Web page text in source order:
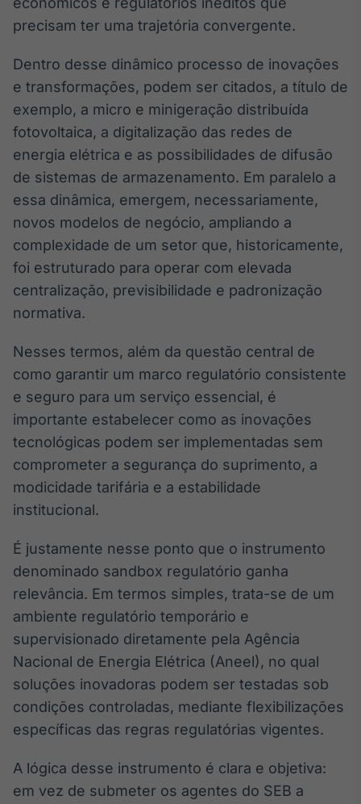
Plataforma para
conteúdos
e Conteúdos
OTC
Plataforma para
negociação de
Broadcast
Datafeed
integração de
conteúdos e
Ticker
Cotações e
headlines de
Broadcast
Widgets
Broadcast
Wallboard
Conteúdos e
dados para
displays e telas
Broadcast
Curadoria
noticiosos
Soluções de
precisam ter uma trajetória convergente.
Dentro desse dinâmico processo de inovações
e transformações, podem ser citados, a título de
exemplo, a micro e minigeração distribuída
fotovoltaica, a digitalização das redes de
energia elétrica e as possibilidades de difusão
de sistemas de armazenamento. Em paralelo a
essa dinâmica, emergem, necessariamente,
novos modelos de negócio, ampliando a
complexidade de um setor que, historicamente,
foi estruturado para operar com elevada
centralização, previsibilidade e padronização
normativa.
Nesses termos, além da questão central de
como garantir um marco regulatório consistente
e seguro para um serviço essencial, é
importante estabelecer como as inovações
tecnológicas podem ser implementadas sem
comprometer a segurança do suprimento, a
modicidade tarifária e a estabilidade
institucional.
É justamente nesse ponto que o instrumento
denominado sandbox regulatório ganha
relevância. Em termos simples, trata-se de um
ambiente regulatório temporário e
supervisionado diretamente pela Agência
Nacional de Energia Elétrica (Aneel), no qual
soluções inovadoras podem ser testadas sob
condições controladas, mediante flexibilizações
específicas das regras regulatórias vigentes.
A lógica desse instrumento é clara e objetiva:
em vez de submeter os agentes do SEB a